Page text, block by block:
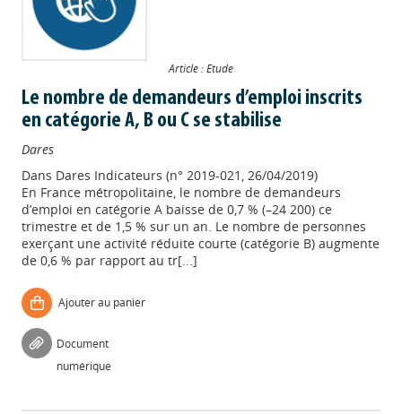
Article : Etude
Le nombre de demandeurs d’emploi inscrits
en catégorie A, B ou C se stabilise
Dares
Dans Dares Indicateurs (n° 2019-021, 26/04/2019)
En France métropolitaine, le nombre de demandeurs
d’emploi en catégorie A baisse de 0,7 % (–24 200) ce
trimestre et de 1,5 % sur un an. Le nombre de personnes
exerçant une activité réduite courte (catégorie B) augmente
de 0,6 % par rapport au tr[...]
Ajouter au panier
Document
numérique